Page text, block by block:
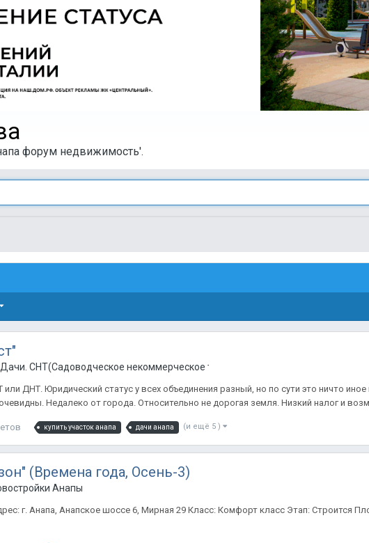
форум недвижимость'.
Дачи. СНТ(Садоводческое некоммерческое товарищество) в Анапе
ДНТ. Юридический статус у всех объединения разный, но по сути это ничто
Недалеко от города. Относительно не дорогая земля. Низкий налог и
купить участок анапа дачи анапа (и ещё 5 )
(Времена года, Осень-3)
Анапы
г. Анапа, Анапское шоссе 6, Мирная 29 Класс: Комфорт класс Этап: Строится